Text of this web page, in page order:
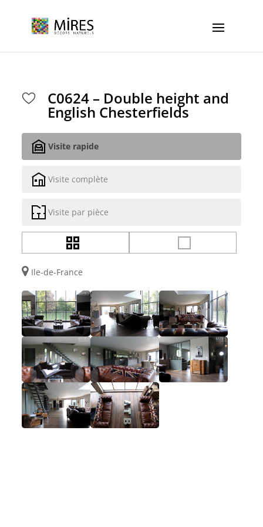
C0624 – Double height and
English Chesterfields
Visite rapide
Visite complète
Visite par pièce
Ile-de-France